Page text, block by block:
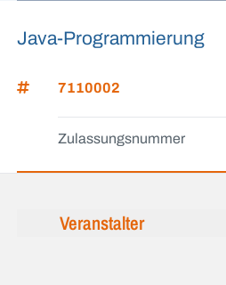
Java-Programmierung
7110002
Zulassungsnummer
Veranstalter